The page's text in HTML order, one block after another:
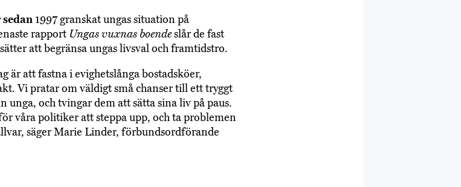
1997 granskat ungas situation på
rapportUngas vuxnas boendeslår de fast
att begränsa ungas livsval och framtidstro.
är att fastna i evighetslånga bostadsköer,
Vi pratar om väldigt små chanser till ett tryggt
unga, och tvingar dem att sätta sina liv på paus.
våra politiker att steppa upp, och ta problemen
säger Marie Linder, förbundsordförande